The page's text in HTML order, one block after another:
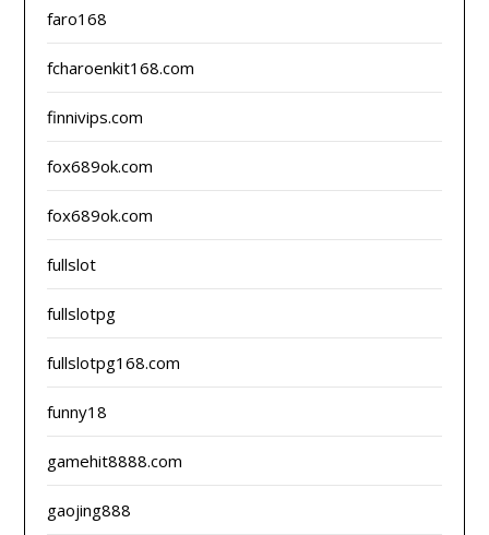
faro168
fcharoenkit168.com
finnivips.com
fox689ok.com
fox689ok.com
fullslot
fullslotpg
fullslotpg168.com
funny18
gamehit8888.com
gaojing888